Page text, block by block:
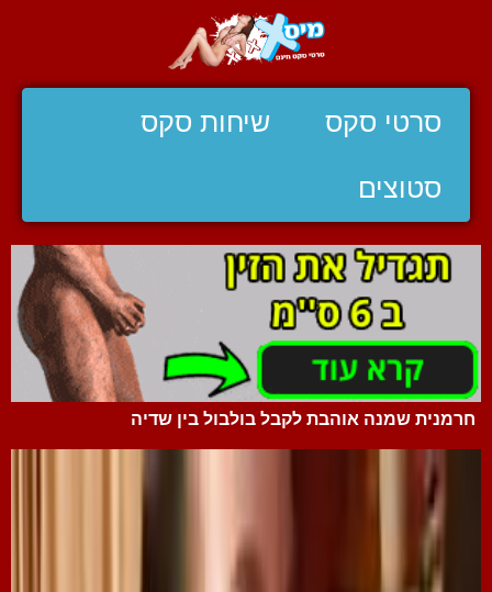
סרטי סקס שיחות סקס
סטוצים
חרמנית שמנה אוהבת לקבל בולבול בין שדיה